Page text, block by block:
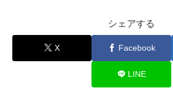
シェアする
X Facebook
LINE